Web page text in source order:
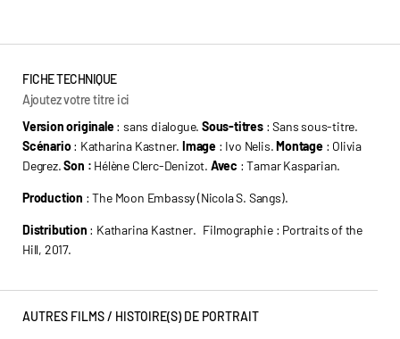
FICHE TECHNIQUE
Ajoutez votre titre ici
Version originale: sans dialogue.Sous-titres: Sans sous-titre.
Scénario: Katharina Kastner.Image : Ivo Nelis.Montage: Olivia
Degrez.Son : Hélène Clerc-Denizot. Avec : Tamar Kasparian.
Production : The Moon Embassy (Nicola S. Sangs).
Distribution : Katharina Kastner. Filmographie : Portraits of the
Hill, 2017.
AUTRES FILMS / HISTOIRE(S) DE PORTRAIT